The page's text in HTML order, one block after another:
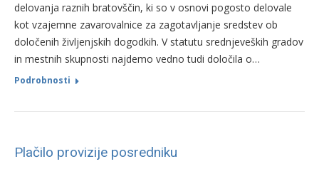
delovanja raznih bratovščin, ki so v osnovi pogosto delovale
kot vzajemne zavarovalnice za zagotavljanje sredstev ob
določenih življenjskih dogodkih. V statutu srednjeveških gradov
in mestnih skupnosti najdemo vedno tudi določila o…
Podrobnosti
Plačilo provizije posredniku